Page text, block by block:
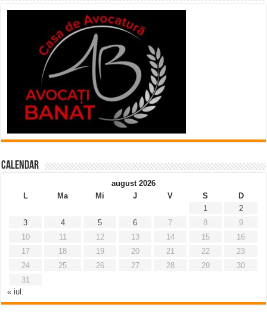
Calendar
august 2026
L
Ma Mi J V S
D
1
2
3
4 5 6 7 8
9
10
11 12 13 14 15
16
17
18 19 20 21 22
23
24
25 26 27 28 29
30
31
« iul.